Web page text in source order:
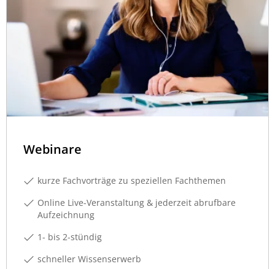
Webinare
kurze Fachvorträge zu speziellen Fachthemen
Online Live-Veranstaltung & jederzeit abrufbare
Aufzeichnung
1- bis 2-stündig
schneller Wissenserwerb